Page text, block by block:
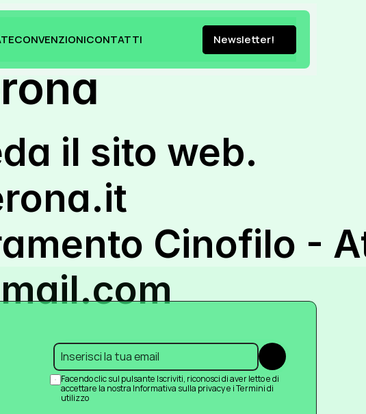
CONVENZIONICONTATTI
Newsletter!
Newsletter!
il sito web.
Cinofilo -
Submit
Facendo clic sul pulsante Iscriviti, riconosci di aver letto e di
accettare la nostra Informativa sulla privacy e i Termini di
utilizzo